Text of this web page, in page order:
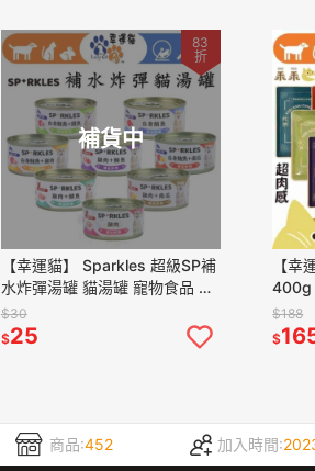
補貨中
83
折
【幸運貓】 Sparkles 超級SP補
水炸彈湯罐 貓湯罐 寵物食品 貓
食品
$30
$25
【幸
400g
貓主
主食
$188
$
商品:452 加入時間: